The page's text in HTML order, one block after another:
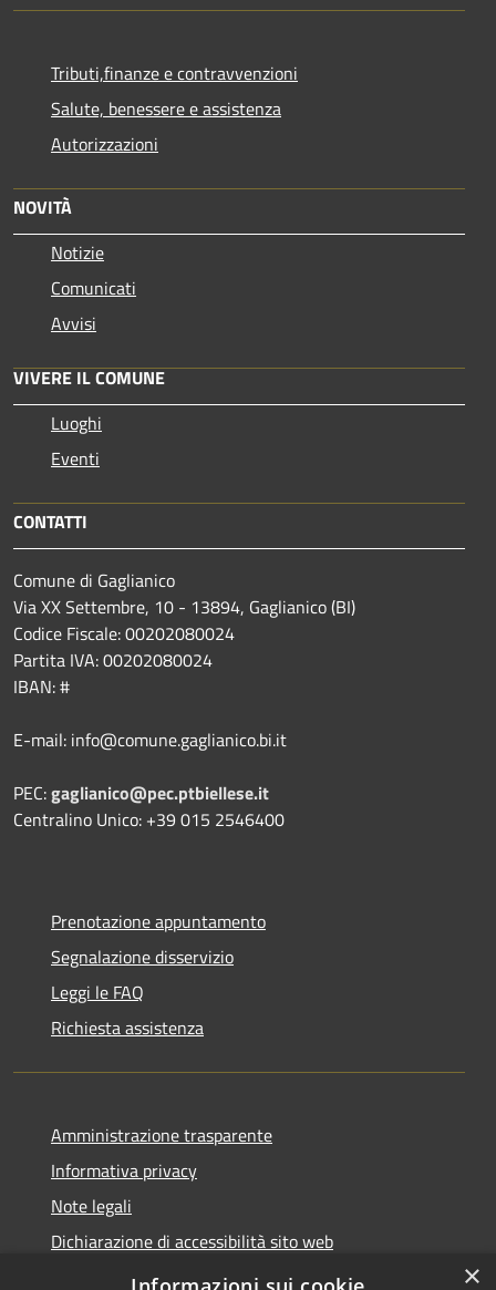
Tributi,finanze e contravvenzioni
Salute, benessere e assistenza
Autorizzazioni
NOVITÀ
Notizie
Comunicati
Avvisi
VIVERE IL COMUNE
Luoghi
Eventi
CONTATTI
Comune di Gaglianico
Via XX Settembre, 10 - 13894, Gaglianico (BI)
Codice Fiscale: 00202080024
Partita IVA: 00202080024
IBAN: #
E-mail: info@comune.gaglianico.bi.it
PEC:gaglianico@pec.ptbiellese.it
Centralino Unico: +39 015 2546400
Prenotazione appuntamento
Segnalazione disservizio
Leggi le FAQ
Richiesta assistenza
Amministrazione trasparente
Informativa privacy
Note legali
Dichiarazione di accessibilità sito web
WhistleblowingPA
×